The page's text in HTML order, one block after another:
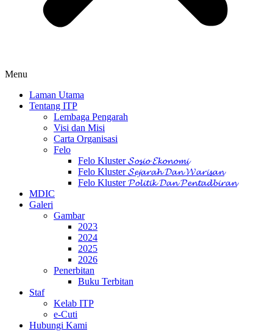
Menu
Laman Utama
Tentang ITP
Lembaga Pengarah
Visi dan Misi
Carta Organisasi
Felo
Felo Kluster 𝓢𝓸𝓼𝓲𝓸 𝓔𝓴𝓸𝓷𝓸𝓶𝓲
Felo Kluster 𝓢𝓮𝓳𝓪𝓻𝓪𝓱 𝓓𝓪𝓷 𝓦𝓪𝓻𝓲𝓼𝓪𝓷
Felo Kluster 𝓟𝓸𝓵𝓲𝓽𝓲𝓴 𝓓𝓪𝓷 𝓟𝓮𝓷𝓽𝓪𝓭𝓫𝓲𝓻𝓪𝓷
MDIC
Galeri
Gambar
2023
2024
2025
2026
Penerbitan
Buku Terbitan
Staf
Kelab ITP
e-Cuti
Hubungi Kami